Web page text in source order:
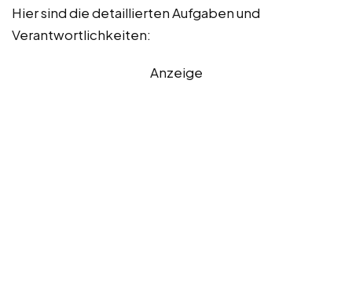
Hier sind die detaillierten Aufgaben und
Verantwortlichkeiten:
Anzeige